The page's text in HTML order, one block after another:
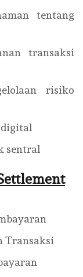
tentang
transaksi
risiko
digital
sentral
Transaksi